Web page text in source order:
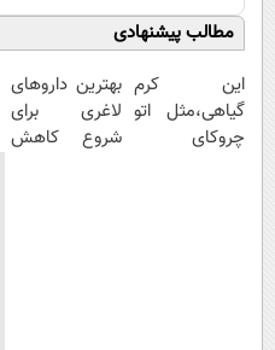
مطالب پیشنهادی
این کرم
گیاهی،مثل اتو
چروکای
بهترین داروهای
لاغری برای
شروع کاهش